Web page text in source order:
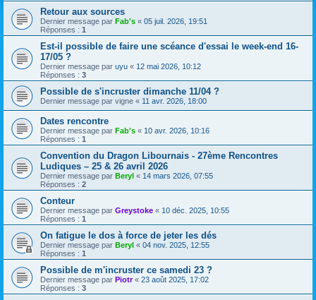
Retour aux sources
Dernier message par Fab's « 05 juil. 2026, 19:51
Réponses : 1
Est-il possible de faire une scéance d'essai le week-end 16-
17/05 ?
Dernier message par uyu « 12 mai 2026, 10:12
Réponses : 3
Possible de s'incruster dimanche 11/04 ?
Dernier message par vigne « 11 avr. 2026, 18:00
Dates rencontre
Dernier message par Fab's « 10 avr. 2026, 10:16
Réponses : 1
Convention du Dragon Libournais - 27ème Rencontres
Ludiques – 25 & 26 avril 2026
Dernier message par Beryl « 14 mars 2026, 07:55
Réponses : 2
Conteur
Dernier message par Greystoke « 10 déc. 2025, 10:55
Réponses : 1
On fatigue le dos à force de jeter les dés
Dernier message par Beryl « 04 nov. 2025, 12:55
Réponses : 1
Possible de m'incruster ce samedi 23 ?
Dernier message par Piotr« 23 août 2025, 17:02
Réponses : 3